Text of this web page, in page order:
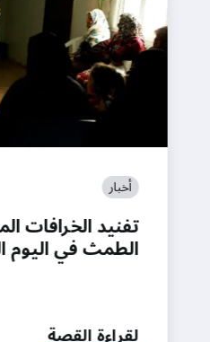
أخبار
تفنيد الخرافات
الطمث في اليوم